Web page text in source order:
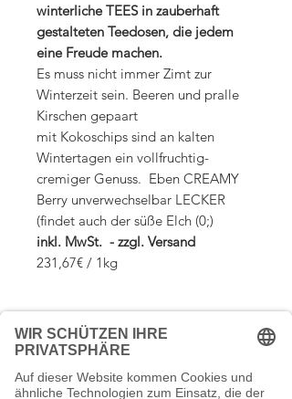
winterliche TEES in zauberhaft
gestalteten Teedosen, die jedem
eine Freude machen.
Es muss nicht immer Zimt zur
Winterzeit sein. Beeren und pralle
Kirschen gepaart
mit Kokoschips sind an kalten
Wintertagen ein vollfruchtig-
cremiger Genuss. Eben CREAMY
Berry unverwechselbar LECKER
(findet auch der süße Elch (0;)
inkl. MwSt. - zzgl. Versand
231,67€ / 1kg
Apfelstücke, Sultanas, Hibiskusblüten,
Fliederbeeren, Kokoschips, gefr.-getr.
Bananenstücke, Aroma, Rosenblüten,
Versandkosten